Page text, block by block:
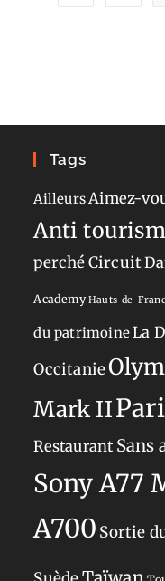
Tags
Ailleurs Aimez-
Anti
perchéCircuit
Academy Hauts-de-
du patrimoineLa
Occitanie
Mark II
Restaurant Sans
Sony A77
A700 Sortie